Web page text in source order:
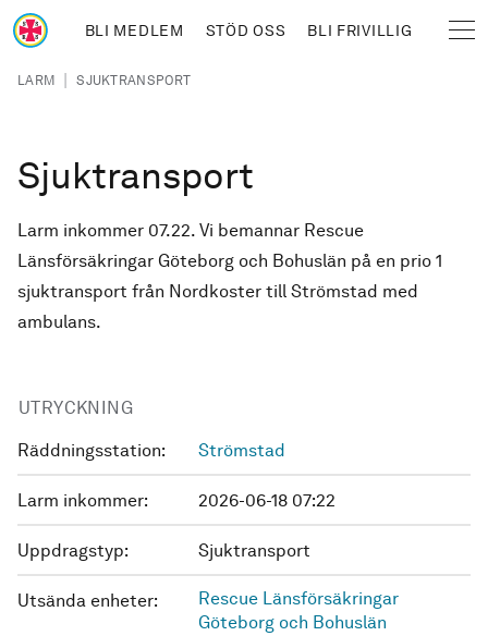
Hoppa till huvudinnehåll
BLI MEDLEM STÖD OSS BLI FRIVILLIG
Länkstig
LARM | SJUKTRANSPORT
Sjuktransport
Larm inkommer 07.22. Vi bemannar Rescue
Länsförsäkringar Göteborg och Bohuslän på en prio 1
sjuktransport från Nordkoster till Strömstad med
ambulans.
UTRYCKNING
Räddningsstation: Strömstad
Larm inkommer: 2026-06-18 07:22
Uppdragstyp: Sjuktransport
Utsända enheter:
Rescue Länsförsäkringar
Göteborg och Bohuslän